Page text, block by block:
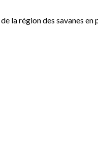
la région des savanes